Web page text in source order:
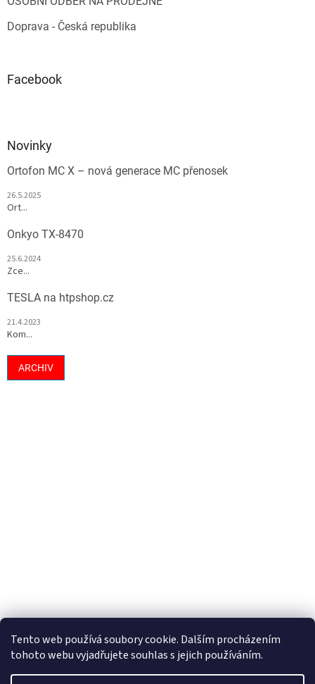
Tento web používá soubory cookie. Dalším procházením
tohoto webu vyjadřujete souhlas s jejich používáním.
Doprava - Česká republika
Facebook
Novinky
Ortofon MC X – nová generace MC přenosek
26.5.2025
Ort...
Onkyo TX-8470
25.6.2024
Zce...
TESLA na htpshop.cz
21.4.2023
Kom...
ARCHIV